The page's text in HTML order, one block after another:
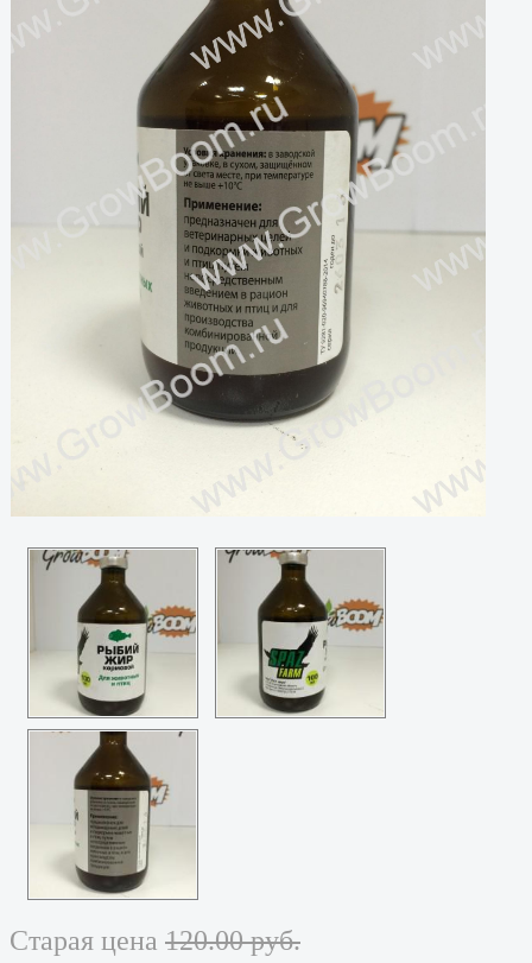
Старая цена 120.00 руб.